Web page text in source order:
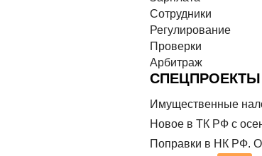
НОВОЕ
ДЛЯ БУХГАЛТЕРА
Сотрудники
Регулирование
Проверки
Арбитраж
СПЕЦПРОЕКТЫ
Имущественные
Новое в ТК РФ с
Поправки в НК РФ.